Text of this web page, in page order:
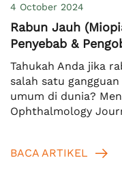
4 October 2024
Rabun Jauh
Penyebab &
Tahukah Anda jika
salah satu
umum di dunia?
Ophthalmology
masalah penglihatan
BACA ARTIKEL